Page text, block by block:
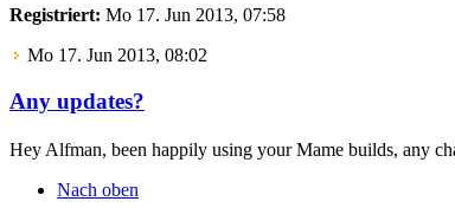
Registriert: Mo 17. Jun 2013, 07:58
Mo 17. Jun 2013, 08:02
Any updates?
Hey Alfman, been happily using your Mame builds, any
Nach oben